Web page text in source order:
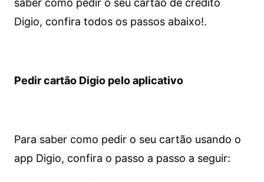
saber como pedir o seu cartão de crédito
Digio, confira todos os passos abaixo!.
Pedir cartão Digio pelo aplicativo
Para saber como pedir o seu cartão usando o
app Digio, confira o passo a passo a seguir: